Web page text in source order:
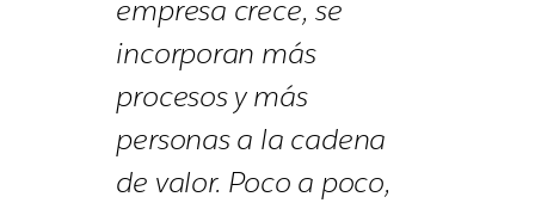
empresa crece, se
incorporan más
procesos y más
personas a la cadena
de valor. Poco a poco,